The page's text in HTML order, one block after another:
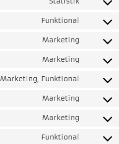
Funktional
Marketing
Marketing
Marketing, Funktional
Marketing
Marketing
Funktional